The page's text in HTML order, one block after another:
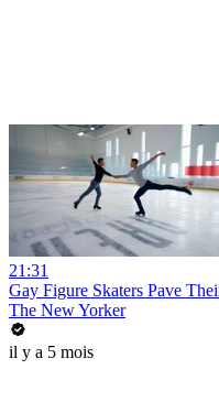
21:31
Gay Figure Skaters Pave
The New Yorker
il y a 5 mois